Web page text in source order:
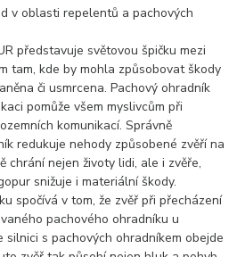
v oblasti repelentů a pachových
představuje světovou špičku mezi
tam, kde by mohla způsobovat škody
či usmrcena. Pachový ohradník
pomůže všem myslivcům při
komunikací. Správně
redukuje nehody způsobené zvěří na
chrání nejen životy lidi, ale i zvěře,
snižuje i materiální škody.
spočívá v tom, že zvěř při přecházení
pachového ohradníku u
silnici s pachových ohradníkem obejde